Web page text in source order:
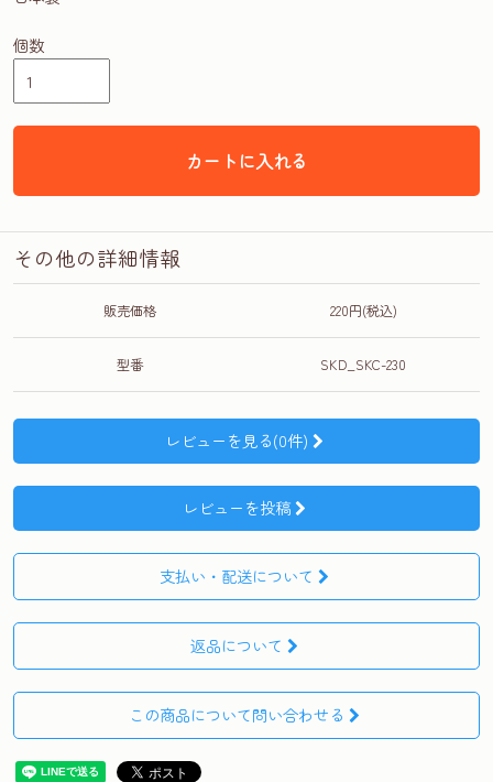
個数
カートに入れる
その他の詳細情報
販売価格 220円(税込)
型番 SKD_SKC-230
レビューを見る(0件)
レビューを投稿
支払い・配送について
返品について
この商品について問い合わせる